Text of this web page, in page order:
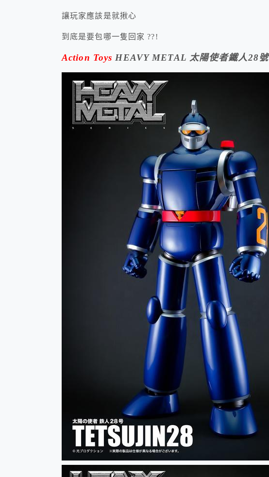
讓玩家應該是就揪心
到底是要包哪一隻回家 ??!
Action Toys HEAVY METAL 太陽使者鐵人28號